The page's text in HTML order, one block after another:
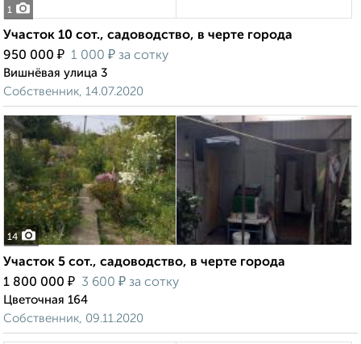
1
Участок 10 сот., садоводство, в черте города
950 000 ₽ 1 000 ₽ за сотку
Вишнёвая улица 3
Собственник, 14.07.2020
14
Участок 5 сот., садоводство, в черте города
1 800 000 ₽ 3 600 ₽ за сотку
Цветочная 164
Собственник, 09.11.2020